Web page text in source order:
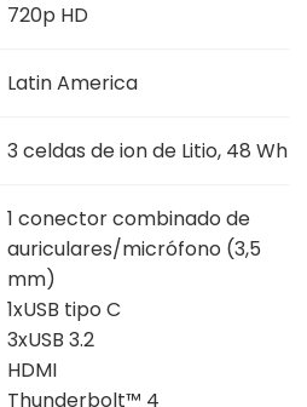
720p HD
Latin America
3 celdas de ion de Litio, 48 Wh
1 conector combinado de
auriculares/micrófono (3,5
mm)
1xUSB tipo C
3xUSB 3.2
HDMI
Thunderbolt™ 4